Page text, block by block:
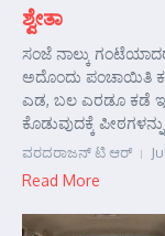
ಶ್ವೇತಾ
ಸಂಜೆ ನಾಲ್ಕು ಗಂಟೆಯಾದರೆ
ಅದೊಂದು ಪಂಚಾಯಿತಿ
ಎಡ, ಬಲ ಎರಡೂ ಕಡೆ
ಕೊಡುವುದಕ್ಕೆ
ವರದರಾಜನ್ ಟಿ ಆರ್
Read More